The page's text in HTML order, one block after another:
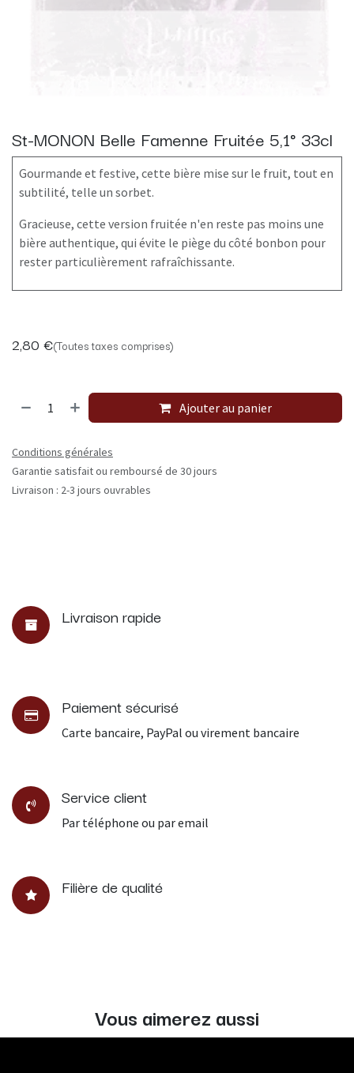
St-MONON Belle Famenne Fruitée 5,1° 33cl
Gourmande et festive, cette bière mise sur le fruit, tout en
subtilité, telle un sorbet.
Gracieuse, cette version fruitée n'en reste pas moins une
bière authentique, qui évite le piège du côté bonbon pour
rester particulièrement rafraîchissante.
2,80 €(Toutes taxes comprises)
Ajouter au panier
Conditions générales
Garantie satisfait ou remboursé de 30 jours
Livraison : 2-3 jours ouvrables
Livraison rapide
Paiement sécurisé
Carte bancaire, PayPal ou virement bancaire
Service client
Par téléphone ou par email
Filière de qualité
Vous aimerez aussi